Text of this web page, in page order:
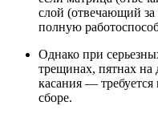
слой (отвечающий за
полную
Однако при
трещинах, пятнах на
касания — требуется
сборе.